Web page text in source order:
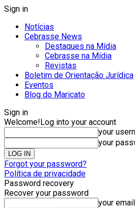
Sign in
Notícias
Cebrasse News
Destaques na Mídia
Cebrasse na Mídia
Revistas
Boletim de Orientação Jurídica
Eventos
Blog do Maricato
Sign in
Welcome!Log into your account
your
your
Forgot your password?
Política de privacidade
Password recovery
Recover your password
your email